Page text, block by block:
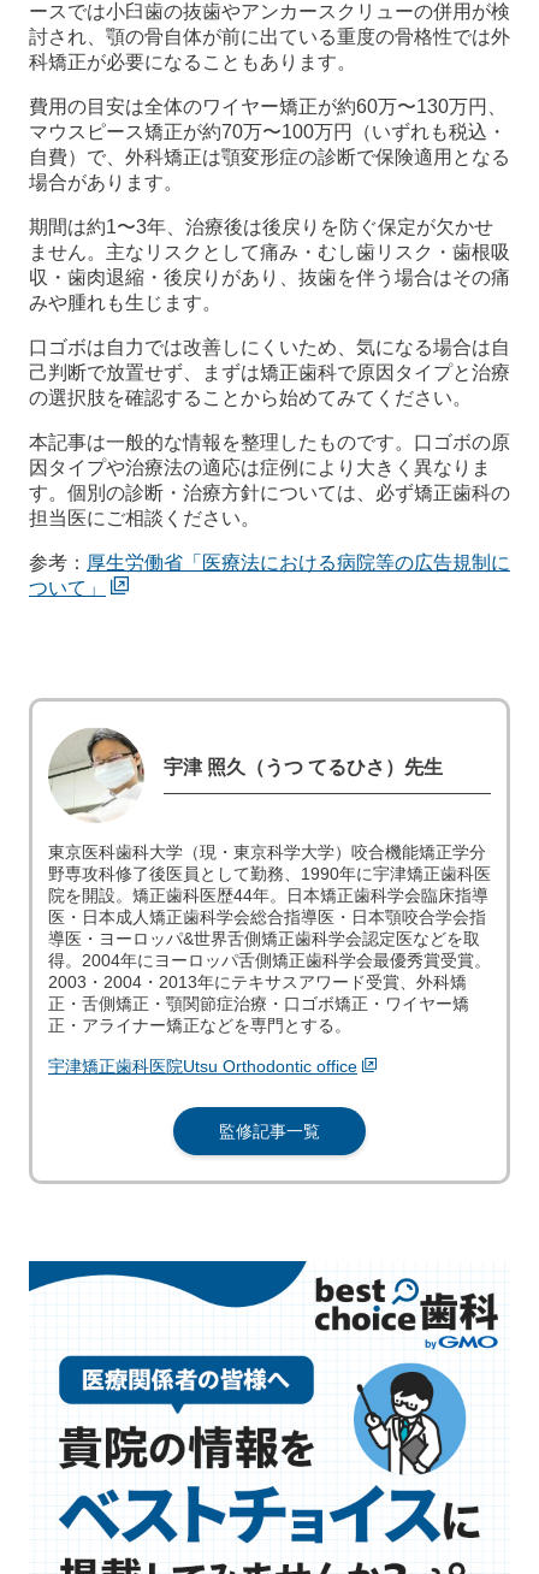
ースでは小臼歯の抜歯やアンカースクリューの併用が検
討され、顎の骨自体が前に出ている重度の骨格性では外
科矯正が必要になることもあります。
費用の目安は全体のワイヤー矯正が約60万〜130万円、
マウスピース矯正が約70万〜100万円（いずれも税込・
自費）で、外科矯正は顎変形症の診断で保険適用となる
場合があります。
期間は約1〜3年、治療後は後戻りを防ぐ保定が欠かせ
ません。主なリスクとして痛み・むし歯リスク・歯根吸
収・歯肉退縮・後戻りがあり、抜歯を伴う場合はその痛
みや腫れも生じます。
口ゴボは自力では改善しにくいため、気になる場合は自
己判断で放置せず、まずは矯正歯科で原因タイプと治療
の選択肢を確認することから始めてみてください。
本記事は一般的な情報を整理したものです。口ゴボの原
因タイプや治療法の適応は症例により大きく異なりま
す。個別の診断・治療方針については、必ず矯正歯科の
担当医にご相談ください。
参考： 厚生労働省「医療法における病院等の広告規制に
ついて」
宇津 照久（うつ てるひさ）先生
東京医科歯科大学（現・東京科学大学）咬合機能矯正学分
野専攻科修了後医員として勤務、1990年に宇津矯正歯科医
院を開設。矯正歯科医歴44年。日本矯正歯科学会臨床指導
医・日本成人矯正歯科学会総合指導医・日本顎咬合学会指
導医・ヨーロッパ&世界舌側矯正歯科学会認定医などを取
得。2004年にヨーロッパ舌側矯正歯科学会最優秀賞受賞。
2003・2004・2013年にテキサスアワード受賞、外科矯
正・舌側矯正・顎関節症治療・口ゴボ矯正・ワイヤー矯
正・アライナー矯正などを専門とする。
宇津矯正歯科医院Utsu Orthodontic office
監修記事一覧